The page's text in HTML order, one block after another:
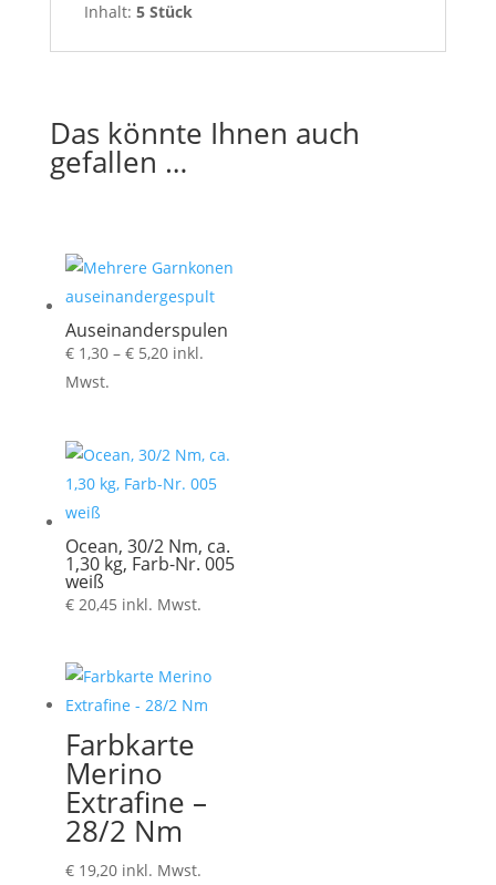
Inhalt: 5 Stück
Das könnte Ihnen auch
gefallen …
Auseinanderspulen
€1,30 – €5,20Preisspanne:
inkl.
Mwst.
Ocean, 30/2 Nm, ca.
1,30 kg, Farb-Nr. 005
weiß
€20,45 inkl. Mwst.
Farbkarte
Merino
Extrafine –
28/2 Nm
€19,20 inkl. Mwst.